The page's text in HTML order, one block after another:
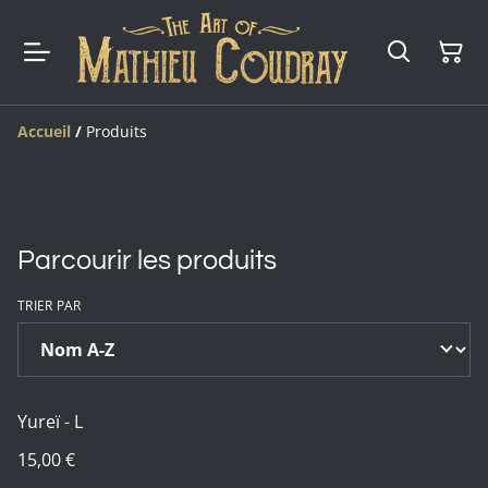
Accueil / Produits
Parcourir les produits
TRIER PAR
Yureï - L
15,00 €